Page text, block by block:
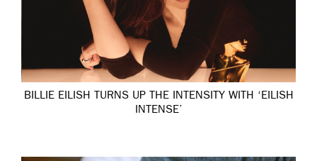
BILLIE EILISH TURNS UP THE INTENSITY WITH ‘EILISH
INTENSE’